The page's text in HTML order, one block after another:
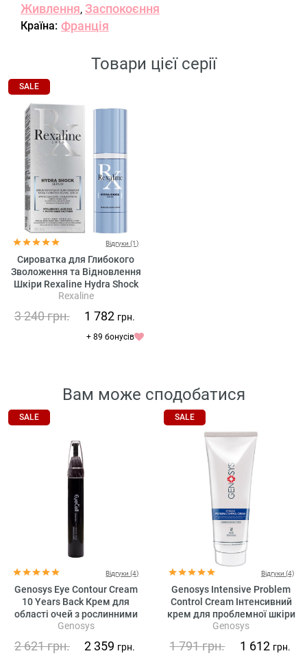
Живлення, Заспокоєння
Країна: Франція
Товари цієї серії
SALE
Відгуки (1)
Сироватка для Глибокого
Зволоження та Відновлення
Шкіри Rexaline Hydra Shock
Mega Hydrating Revival Serum
Rexaline
3 240грн. 1 782 грн.
+ 89 бонусів
Вам може сподобатися
SALE
Відгуки (4)
Genosys Eye Contour Cream
10 Years Back Крем для
області очей з рослинними
стовбуровими клітинами
Genosys
2 621грн. 2 359 грн.
SALE
Відгуки (4)
Genosys Intensive Problem
Control Cream Інтенсивний
крем для проблемної шкіри
Genosys
1 791грн. 1 612 грн.